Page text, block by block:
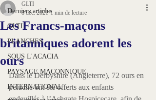
Derniers articles
GLTI
PLANCHES
SOUS L'ACACIA
PAYSAGE MACONNIQUE
INTERNATIONAL
Les Francs-maçons
britanniques adorent les
ours
GLTI
8 déc. 2021 1 min de lecture
Dans le Derbyshire (Angleterre), 72 ours en
peluche ont été offerts aux enfants